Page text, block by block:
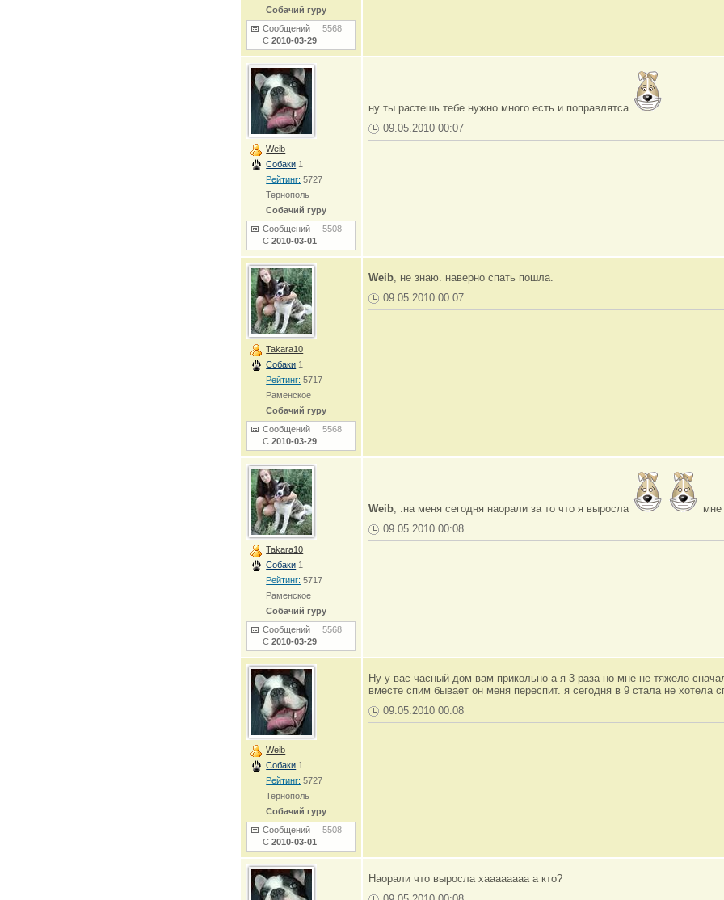
Собачий гуру
Сообщений5568
С2010-03-29
Weib
Собаки 1
Рейтинг: 5727
Тернополь
Собачий гуру
Сообщений5508
С2010-03-01
ну ты растешь тебе нужно много есть и поправлятса
09.05.2010 00:07
Takara10
Собаки 1
Рейтинг: 5717
Раменское
Собачий гуру
Сообщений5568
С2010-03-29
Weib, не знаю. наверно спать пошла.
09.05.2010 00:07
Takara10
Собаки 1
Рейтинг: 5717
Раменское
Собачий гуру
Сообщений5568
С2010-03-29
Weib, .на меня сегодня наорали за то что я выросла
09.05.2010 00:08
Weib
Собаки 1
Рейтинг: 5727
Тернополь
Собачий гуру
Сообщений5508
С2010-03-01
Ну у вас часный дом вам прикольно а я 3 раза но мне не тяжело
вместе спим бывает он меня переспит. я сегодня в 9 стала не
09.05.2010 00:08
Наорали что выросла хаааааааа а кто?